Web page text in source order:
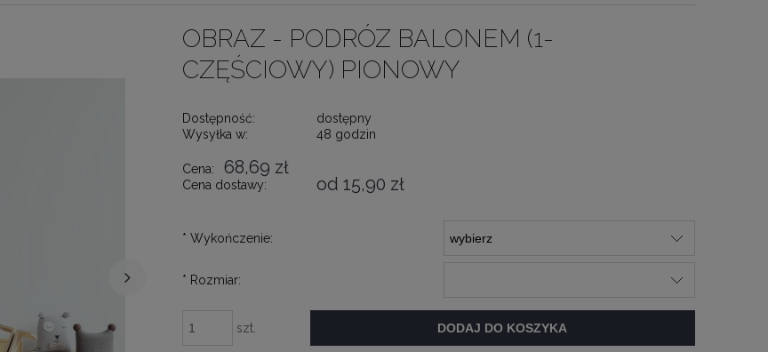
OBRAZ - PODRÓZ BALONEM (1-
CZĘŚCIOWY) PIONOWY
Dostępność:
dostępny
Wysyłka w:
48 godzin
Cena: 68,69 zł
Cena dostawy: od 15,90 zł
* Wykończenie:
* Rozmiar:
szt. DODAJ DO KOSZYKA